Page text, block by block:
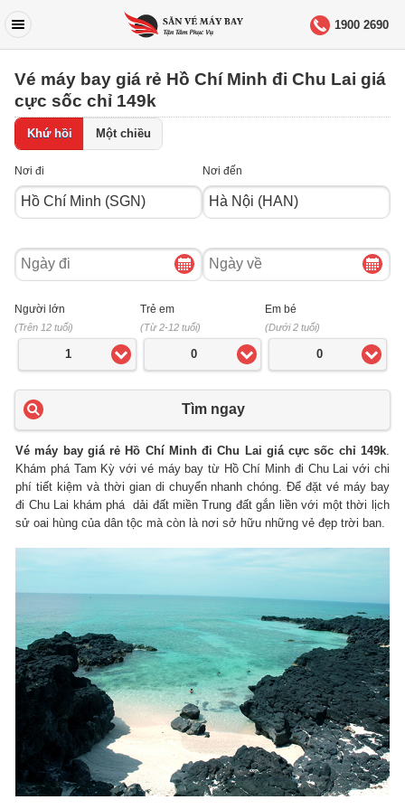
1900 2690
Vé máy bay giá rẻ Hồ Chí Minh đi Chu Lai giá
cực sốc chỉ 149k
Khứ hồi Một chiều
Nơi đi Nơi đến
Ngày
đi
Ngày
về
Người lớn
(Trên 12 tuổi)
1
Trẻ em
(Từ 2-12 tuổi)
0
Em bé
(Dưới 2 tuổi)
0
Tìm ngay
Vé máy bay giá rẻ Hồ Chí Minh đi Chu Lai giá cực sốc chỉ 149k.
Khám phá Tam Kỳ với vé máy bay từ Hồ Chí Minh đi Chu Lai với chi
phí tiết kiệm và thời gian di chuyển nhanh chóng. Để đặt vé máy bay
đi Chu Lai khám phá dải đất miền Trung đất gắn liền với một thời lịch
sử oai hùng của dân tộc mà còn là nơi sở hữu những vẻ đẹp trời ban.